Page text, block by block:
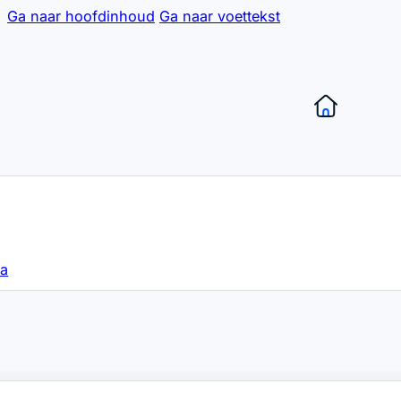
Ga naar hoofdinhoud Ga naar voettekst